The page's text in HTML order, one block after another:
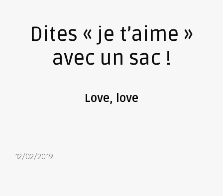
Dites « je t’aime »
avec un sac !
Love, love
12/02/2019